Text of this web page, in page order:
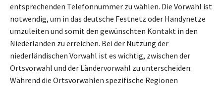
entsprechenden Telefonnummer zu wählen. Die Vorwahl ist
notwendig, um in das deutsche Festnetz oder Handynetze
umzuleiten und somit den gewünschten Kontakt in den
Niederlanden zu erreichen. Bei der Nutzung der
niederländischen Vorwahl ist es wichtig, zwischen der
Ortsvorwahl und der Ländervorwahl zu unterscheiden.
Während die Ortsvorwahlen spezifische Regionen